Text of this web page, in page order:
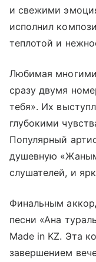
и свежими
исполнил
теплотой и
Любимая многими
сразу двумя
тебя». Их
глубокими
Популярный
душевную
слушателей, и
Финальным
песни «Ана
Made in KZ. Эта
завершением